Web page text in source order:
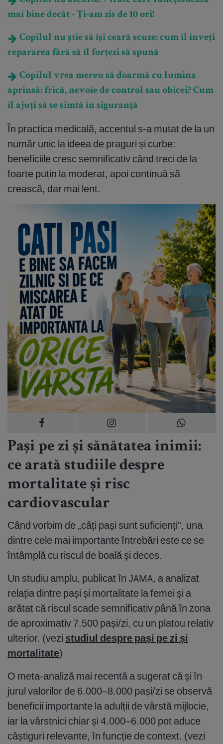
mai bine decât - Ți-am zis de 10 ori!
Copilul nu știe să își ceară scuze: cum îl înveți
repararea fără să îl forțezi să spună
Copilul vrea mereu să doarmă cu lumina
aprinsă: frică, nevoie de control sau obicei? Cum
îl ajuți să se simtă în siguranță
În practica medicală, accentul s-a mutat de la un
număr unic la ideea de praguri și curbe:
beneficiile cresc semnificativ când treci de la
foarte puțin la moderat, apoi continuă să
crească, dar mai lent.
Pași pe zi și sănătatea inimii:
ce arată studiile despre
mortalitate și risc
cardiovascular
Când vorbim de „câți pași sunt suficienți”, una
dintre cele mai importante întrebări este ce se
întâmplă cu riscul de boală și deces.
Un studiu amplu, publicat în JAMA, a analizat
relația dintre pași și mortalitate la femei și a
arătat că riscul scade semnificativ până în zona
de aproximativ 7.500 pași/zi, cu un platou relativ
ulterior. (vezi studiul despre pași pe zi și
mortalitate)
O meta-analiză mai recentă a sugerat că și în
jurul valorilor de 6.000–8.000 pași/zi se observă
beneficii importante la adulții de vârstă mijlocie,
iar la vârstnici chiar și 4.000–6.000 pot aduce
câștiguri relevante, în funcție de context. (vezi